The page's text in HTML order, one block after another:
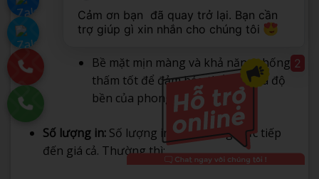
Độ dày phù hợp để bảo vệ tài liệu
bên trong.
Bề mặt mịn màng và khả năng chống
thấm tốt để đảm bảo thẩm mỹ và độ
bền của phong bì.
Số lượng in:Số lượng in ảnh hưởng trực tiếp
đến giá cả. Thường thì:
Cảm ơn bạn đã quay trở lại. Bạn cần
trợ giúp gì xin nhắn cho chúng tôi
2